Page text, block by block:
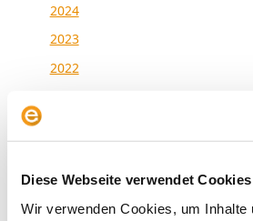
Diese Webseite verwendet Cookies
Wir verwenden Cookies, um Inhalte
2024
2023
2022
2018
1970